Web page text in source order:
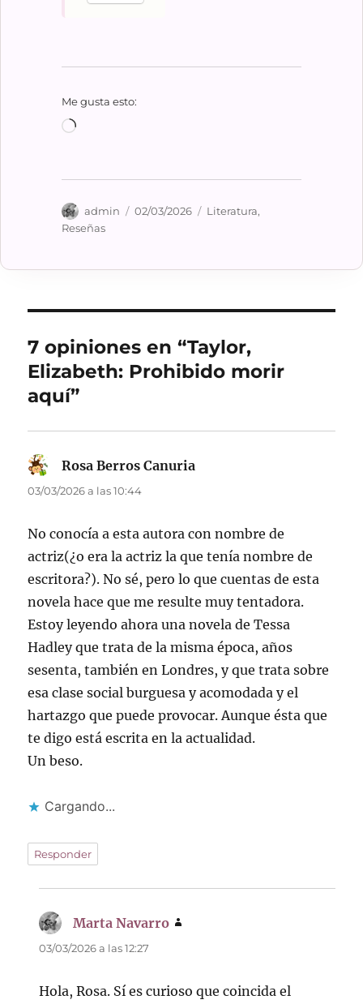
Me gusta esto:
Cargando...
Autor
admin
Publicado
02/03/2026 Categorías
Literatura,
Reseñas
7 opiniones en “Taylor,
Elizabeth: Prohibido morir
aquí”
Rosa Berros Canuria
03/03/2026 a las 10:44
No conocía a esta autora con nombre de
actriz(¿o era la actriz la que tenía nombre de
escritora?). No sé, pero lo que cuentas de esta
novela hace que me resulte muy tentadora.
Estoy leyendo ahora una novela de Tessa
Hadley que trata de la misma época, años
sesenta, también en Londres, y que trata sobre
esa clase social burguesa y acomodada y el
hartazgo que puede provocar. Aunque ésta que
te digo está escrita en la actualidad.
Un beso.
Cargando...
Responder
Marta Navarro
03/03/2026 a las 12:27
Hola, Rosa. Sí es curioso que coincida el